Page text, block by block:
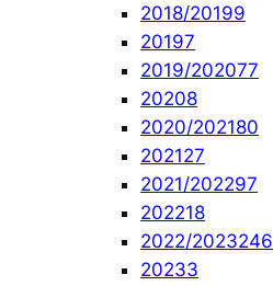
2018/20199
20197
2019/202077
20208
2020/202180
202127
2021/202297
202218
2022/2023246
20233